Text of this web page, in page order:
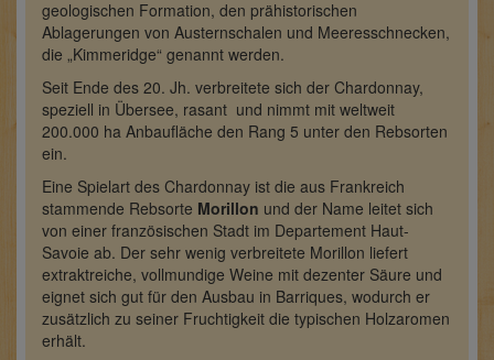
geologischen Formation, den prähistorischen
Ablagerungen von Austernschalen und Meeresschnecken,
die „Kimmeridge“ genannt werden.
Seit Ende des 20. Jh. verbreitete sich der Chardonnay,
speziell in Übersee, rasant und nimmt mit weltweit
200.000 ha Anbaufläche den Rang 5 unter den Rebsorten
ein.
Eine Spielart des Chardonnay ist die aus Frankreich
stammende Rebsorte Morillon und der Name leitet sich
von einer französischen Stadt im Departement Haut-
Savoie ab. Der sehr wenig verbreitete Morillon liefert
extraktreiche, vollmundige Weine mit dezenter Säure und
eignet sich gut für den Ausbau in Barriques, wodurch er
zusätzlich zu seiner Fruchtigkeit die typischen Holzaromen
erhält.